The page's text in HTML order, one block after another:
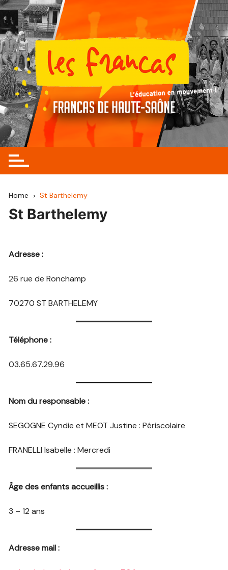
Skip
to
content
Home St Barthelemy
St Barthelemy
Adresse :
26 rue de Ronchamp
70270 ST BARTHELEMY
Téléphone :
03.65.67.29.96
Nom du responsable :
SEGOGNE Cyndie et MEOT Justine : Périscolaire
FRANELLI Isabelle : Mercredi
Âge des enfants accueillis :
3 – 12 ans
Adresse mail :